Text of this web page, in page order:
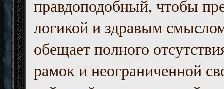
правдоподобный, чтобы
логикой и здравым
обещает полного
рамок и неограниченной